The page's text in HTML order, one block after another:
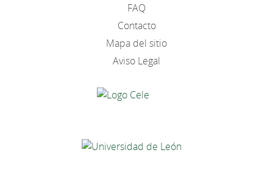
FAQ
Contacto
Mapa del sitio
Aviso Legal